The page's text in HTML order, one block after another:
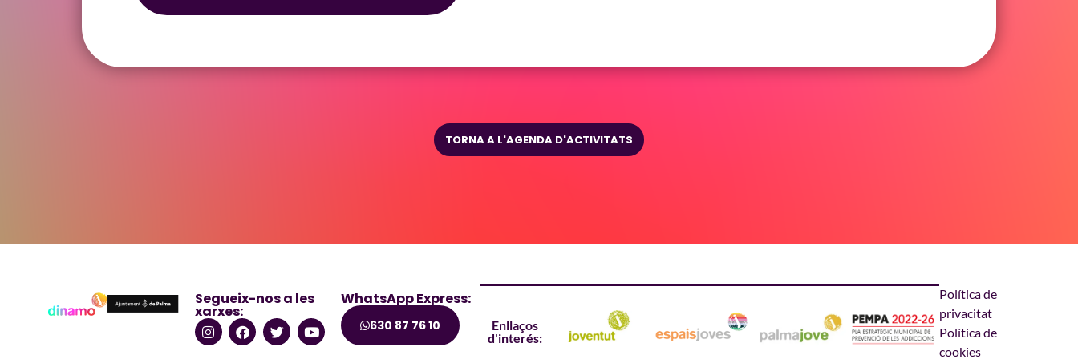
TORNA A L'AGENDA D'ACTIVITATS
Segueix-nos a les
xarxes:
WhatsApp Express:
630 87 76 10
Enllaços
d'interés:
Política de
privacitat
Política de
cookies